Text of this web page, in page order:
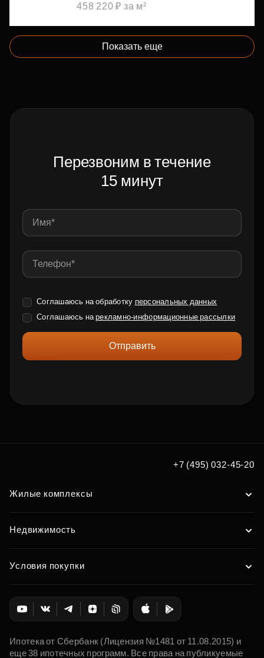
458 220 ₽ за м²
Показать еще
Перезвоним в течение
15 минут
Соглашаюсь на обработку персональных данных
Соглашаюсь нарекламно-информационные рассылки
Отправить
+7 (495) 032-45-20
Жилые комплексы
Недвижимость
Условия покупки
Ипотека от Сбербанк (Лицензия №1481 от 11.08.2015) и
еще 38 ипотечных программ. Все права на публикуемые